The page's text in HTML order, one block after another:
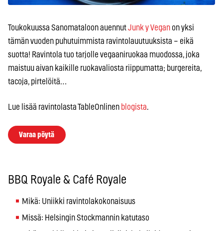
Toukokuussa Sanomataloon auennutJunk y Vegan on yksi
tämän vuoden puhutuimmista ravintolauutuuksista – eikä
suotta! Ravintola tuo tarjolle vegaaniruokaa muodossa, joka
maistuu aivan kaikille ruokavaliosta riippumatta; burgereita,
tacoja, pirtelöitä…
Lue lisää ravintolasta TableOnlinen blogista.
Varaa pöytä
BBQ Royale & Café Royale
Mikä: Uniikki ravintolakokonaisuus
Missä: Helsingin Stockmannin katutaso